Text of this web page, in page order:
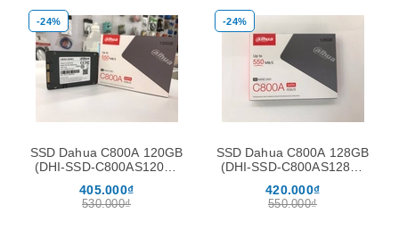
-24%
SSD Dahua C800A 120GB
(DHI-SSD-C800AS120G)
405.000₫
530.000₫
-24%
SSD Dahua C800A 128GB
(DHI-SSD-C800AS128G)
420.000₫
550.000₫